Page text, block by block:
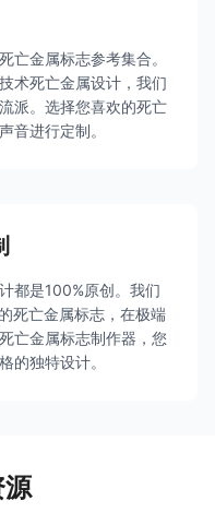
亡金属标志参考集合。
术死亡金属设计，我们
派。选择您喜欢的死亡
音进行定制。
都是100%原创。我们
死亡金属标志，在极端
亡金属标志制作器，您
的独特设计。